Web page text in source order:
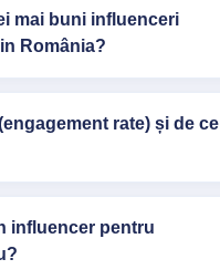
mai buni influenceri
România?
rate) și de ce
influencer pentru